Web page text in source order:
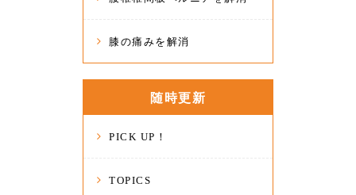
膝の痛みを解消
随時更新
PICK UP！
TOPICS